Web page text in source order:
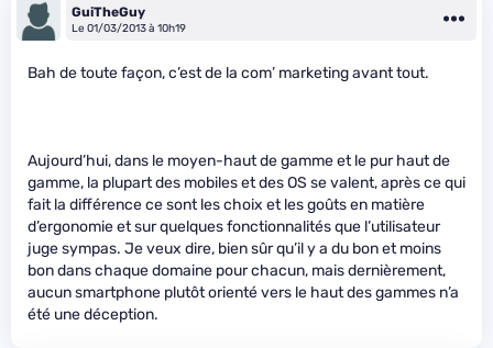
GuiTheGuy
Le 01/03/2013 à 10h19
Bah de toute façon, c’est de la com’ marketing avant tout.
Aujourd’hui, dans le moyen-haut de gamme et le pur haut de
gamme, la plupart des mobiles et des OS se valent, après ce qui
fait la différence ce sont les choix et les goûts en matière
d’ergonomie et sur quelques fonctionnalités que l’utilisateur
juge sympas. Je veux dire, bien sûr qu’il y a du bon et moins
bon dans chaque domaine pour chacun, mais dernièrement,
aucun smartphone plutôt orienté vers le haut des gammes n’a
été une déception.